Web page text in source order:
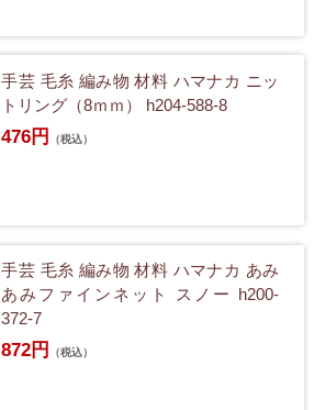
手芸 毛糸 編み物 材料 ハマナカ ニッ
トリング（8ｍｍ） h204-588-8
476円 （税込）
手芸 毛糸 編み物 材料 ハマナカ あみ
あみファインネット スノー h200-
372-7
872円 （税込）